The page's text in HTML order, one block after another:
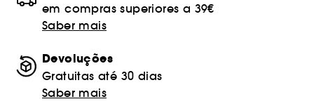
em compras superiores a 39€
Saber mais
Devoluções
Gratuitas até 30 dias
Saber mais